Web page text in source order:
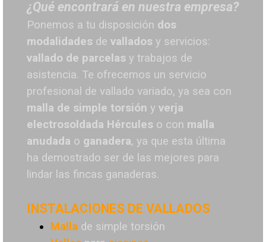
¿Qué encontrará en nuestra empresa?
Ponemos a tu disposición dos
modalidades de vallados y servicios:
vallado de parcelas y trabajos de
asistencia. Te ofrecemos un servicio
profesional de vallado variado, ya sea con
malla de simple torsión y verja
electrosoldada Hércules o con malla
anudada o ganadera, ya que esta última
ha demostrado ser de las mejores para
lindar las fincas ganaderas.
INSTALACIONES DE VALLADOS
Malla de simple torsión